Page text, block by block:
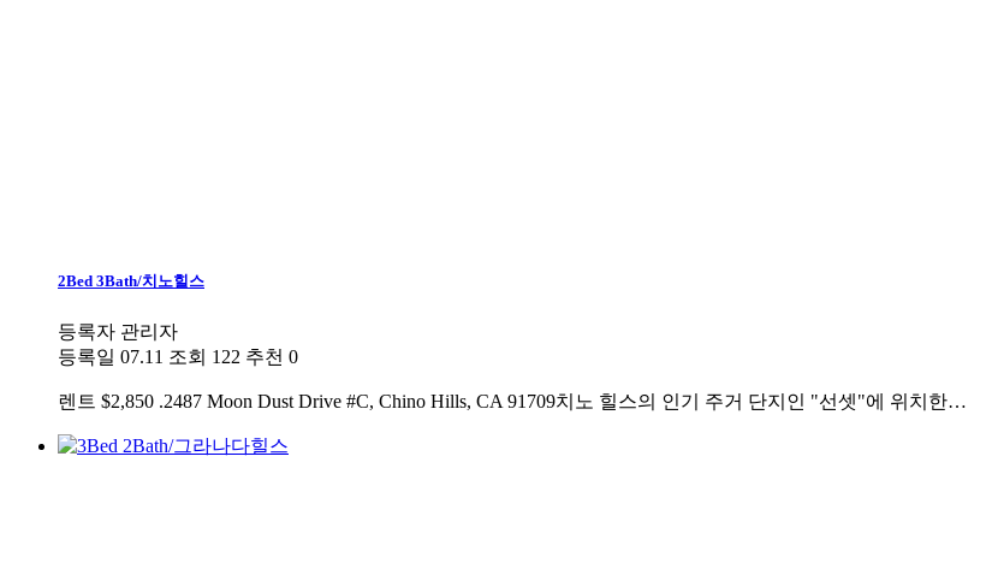
2Bed 3Bath/치노힐스
등록자 관리자
등록일 07.11 조회 122 추천 0
렌트 $2,850 .2487 Moon Dust Drive #C, Chino Hills, CA 91709치노 힐스의 인기 주거 단지인 "선셋"에 위치한…